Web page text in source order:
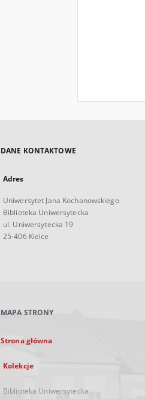
DANE KONTAKTOWE
Adres
Uniwersytet Jana Kochanowskiego
Biblioteka Uniwersytecka
ul. Uniwersytecka 19
25-406 Kielce
MAPA STRONY
Strona główna
Kolekcje
Biblioteka Uniwersytecka